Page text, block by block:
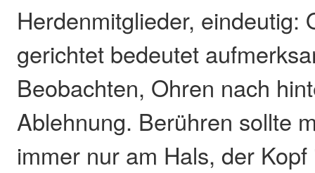
Herdenmitglieder, eindeutig:
gerichtet bedeutet
Beobachten, Ohren nach
Ablehnung. Berühren sollte
immer nur am Hals, der